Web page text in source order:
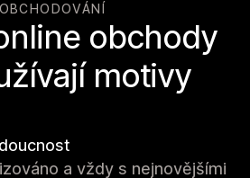
obchody
motivy
a vždy s nejnovějšími